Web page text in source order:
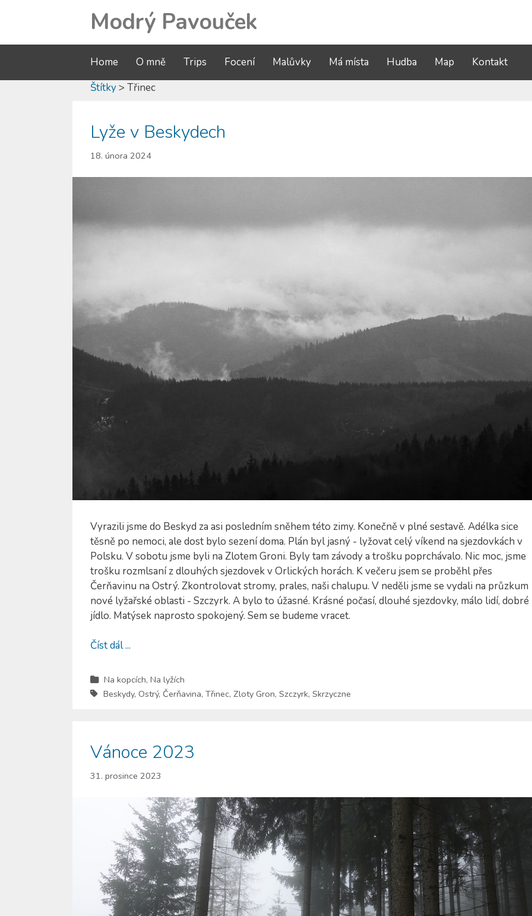
Modrý Pavouček
Home O mně Trips Focení Malůvky Má místa Hudba Map
Kontakt
Štítky> Třinec
Lyže v Beskydech
18. února 2024
Vyrazili jsme do Beskyd za asi posledním sněhem této zimy. Konečně v plné sestavě. Adélka sice
těsně po nemoci, ale dost bylo sezení doma. Plán byl jasný - lyžovat celý víkend na sjezdovkách v
Polsku. V sobotu jsme byli na Zlotem Groni. Byly tam závody a trošku poprchávalo. Nic moc, jsme
trošku rozmlsaní z dlouhých sjezdovek v Orlických horách. K večeru jsem se proběhl přes
Čerňavinu na Ostrý. Zkontrolovat stromy, prales, naši chalupu. V neděli jsme se vydali na průzkum
nové lyžařské oblasti - Szczyrk. A bylo to úžasné. Krásné počasí, dlouhé sjezdovky, málo lidí, dobré
jídlo. Matýsek naprosto spokojený. Sem se budeme vracet.
Číst dál ...
Na kopcích, Na lyžích
Beskydy, Ostrý, Čerňavina, Třinec, Zloty Gron, Szczyrk, Skrzyczne
Vánoce 2023
31. prosince 2023